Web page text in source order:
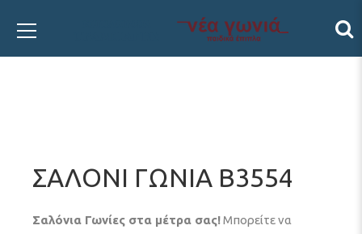
ΣΑΛΟΝΙ ΓΩΝΙΑ Β3554
Σαλόνια Γωνίες στα μέτρα σας!Μπορείτε να